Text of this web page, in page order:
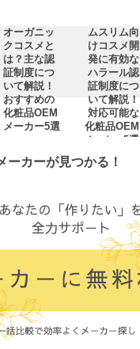
オーガニッ
クコスメと
は？主な認
証制度につ
いて解説！
おすすめの
化粧品OEM
メーカー5選
ムスリム向
けコスメ開
発に有効な
ハラール認
証制度につ
いて解説！
対応可能な
化粧品OEM
メーカー5選
ーカーが見つかる！